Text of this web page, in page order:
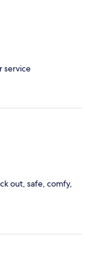
service
out, safe, comfy,